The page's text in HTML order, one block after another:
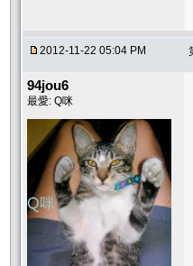
2012-11-22 05:04 PM
94jou6
最愛: Q咪